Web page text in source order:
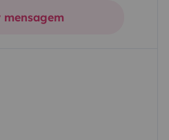
mensagem